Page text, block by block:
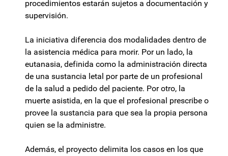
procedimientos estarán sujetos a documentación y
supervisión.
La iniciativa diferencia dos modalidades dentro de
la asistencia médica para morir. Por un lado, la
eutanasia, definida como la administración directa
de una sustancia letal por parte de un profesional
de la salud a pedido del paciente. Por otro, la
muerte asistida, en la que el profesional prescribe o
provee la sustancia para que sea la propia persona
quien se la administre.
Además, el proyecto delimita los casos en los que